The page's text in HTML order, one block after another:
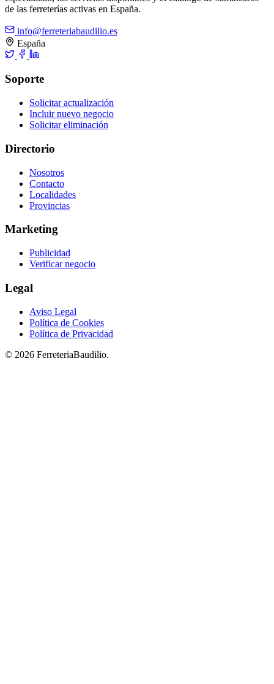
de las ferreterías activas en España.
info@ferreteriabaudilio.es
España
Soporte
Solicitar actualización
Incluir nuevo negocio
Solicitar eliminación
Directorio
Nosotros
Contacto
Localidades
Provincias
Marketing
Publicidad
Verificar negocio
Legal
Aviso Legal
Política de Cookies
Política de Privacidad
© 2026 FerreteriaBaudilio.